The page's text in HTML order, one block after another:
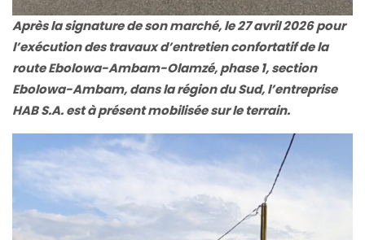
Après la signature de son marché, le 27 avril 2026 pour
l’exécution des travaux d’entretien confortatif de la
route Ebolowa-Ambam-Olamzé, phase 1, section
Ebolowa-Ambam, dans la région du Sud, l’entreprise
HAB S.A. est à présent mobilisée sur le terrain.